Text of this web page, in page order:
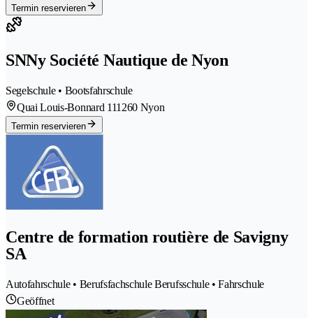
Termin reservieren
SNNy Société Nautique de Nyon
Segelschule • Bootsfahrschule
Quai Louis-Bonnard 111260 Nyon
Termin reservieren
Centre de formation routière de Savigny
SA
Autofahrschule • Berufsfachschule Berufsschule • Fahrschule
Geöffnet